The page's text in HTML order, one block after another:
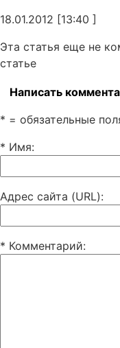
18.01.2012 [13:40 ]
Эта статья еще не
статье
Написать
* = обязательные
* Имя:
Адрес сайта (URL):
* Комментарий: